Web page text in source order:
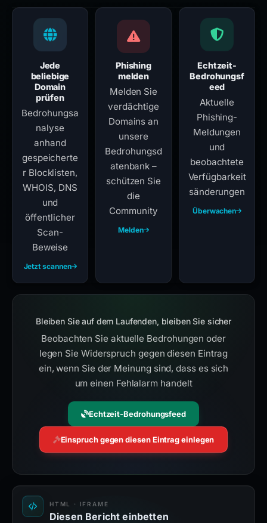
Jede
beliebige
Domain
prüfen
Bedrohungsa
nalyse
anhand
gespeicherte
r Blocklisten,
WHOIS, DNS
und
öffentlicher
Scan-
Beweise
Jetzt scannen
Phishing
melden
Melden Sie
verdächtige
Domains an
unsere
Bedrohungsd
atenbank –
schützen Sie
die
Community
Melden
Echtzeit-
Bedrohungsf
eed
Aktuelle
Phishing-
Meldungen
und
beobachtete
Verfügbarkeit
sänderungen
Überwachen
Bleiben Sie auf dem Laufenden, bleiben Sie sicher
Beobachten Sie aktuelle Bedrohungen oder
legen Sie Widerspruch gegen diesen Eintrag
ein, wenn Sie der Meinung sind, dass es sich
um einen Fehlalarm handelt
Echtzeit-Bedrohungsfeed
Einspruch gegen diesen Eintrag einlegen
HTML · IFRAME
Diesen Bericht einbetten